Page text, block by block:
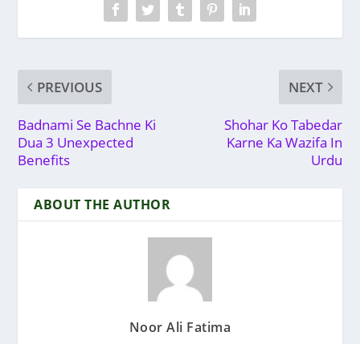
PREVIOUS
Badnami Se Bachne Ki
Dua 3 Unexpected
Benefits
NEXT
Shohar Ko Tabedar
Karne Ka Wazifa In
Urdu
ABOUT THE AUTHOR
Noor Ali Fatima